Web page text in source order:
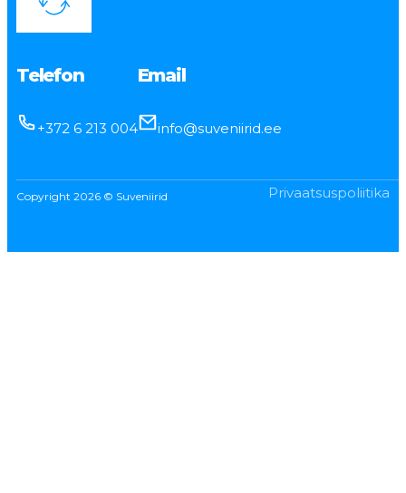
Telefon
+372 6 213 004
Email
info@suveniirid.ee
Copyright 2026 © Suveniirid Privaatsuspoliitika